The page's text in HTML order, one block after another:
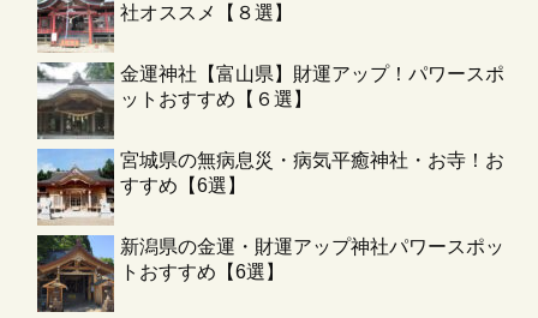
社オススメ【８選】
金運神社【富山県】財運アップ！パワースポ
ットおすすめ【６選】
宮城県の無病息災・病気平癒神社・お寺！お
すすめ【6選】
新潟県の金運・財運アップ神社パワースポッ
トおすすめ【6選】